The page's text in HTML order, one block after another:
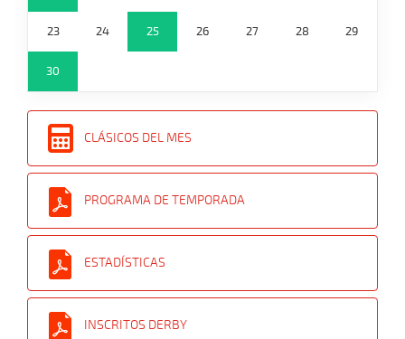
23 24 25 26 27 28 29
30
CLÁSICOS DEL MES
PROGRAMA DE TEMPORADA
ESTADÍSTICAS
INSCRITOS DERBY